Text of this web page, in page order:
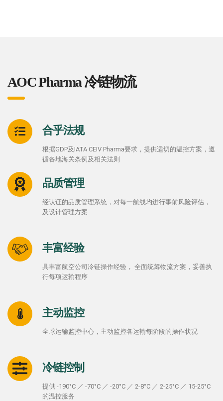
AOC Pharma 冷链物流
合乎法规
根据GDP及IATA CEIV Pharma要求，提供适切的温控方案，遵
循各地海关条例及相关法则
品质管理
经认证的品质管理系统，对每一航线均进行事前风险评估，
及设计管理方案
丰富经验
具丰富航空公司冷链操作经验， 全面统筹物流方案，妥善执
行每项运输程序
主动监控
全球运输监控中心，主动监控各运输每阶段的操作状况
冷链控制
提供 -190°C ／ -70°C ／ -20°C ／ 2-8°C ／ 2-25°C ／ 15-25°C
的温控服务